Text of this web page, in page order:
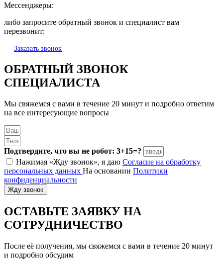
Мессенджеры:
либо запросите обратный звонок и специалист вам
перезвонит:
Заказать звонок
ОБРАТНЫЙ ЗВОНОК
СПЕЦИАЛИСТА
Мы свяжемся с вами в течение 20 минут и подробно ответим
на все интересующие вопросы
Подтвердите, что вы не робот: 3+15=?
Нажимая «Жду звонок», я даю Согласие на обработку
персональных данных На основании Политики
конфиденциальности
Жду звонок
ОСТАВЬТЕ ЗАЯВКУ НА
СОТРУДНИЧЕСТВО
После её получения, мы свяжемся с вами в течение 20 минут
и подробно обсудим